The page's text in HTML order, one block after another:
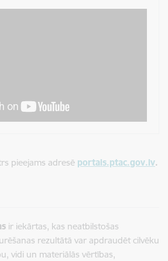
pieejams adresē portals.ptac.gov.lv.
ir iekārtas, kas neatbilstošas
rezultātā var apdraudēt cilvēku
vidi un materiālās vērtības,